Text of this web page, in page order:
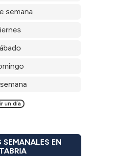
semana
un día
SEMANALES EN